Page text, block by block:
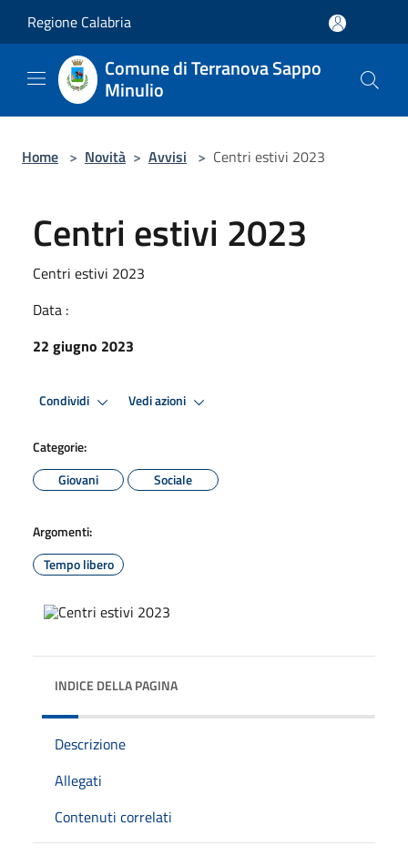
Regione Calabria
Comune di Terranova Sappo
Minulio
Home > Novità > Avvisi > Centri estivi 2023
Centri estivi 2023
Centri estivi 2023
Data :
22 giugno 2023
Condividi Vedi azioni
Categorie:
Giovani
Sociale
Argomenti:
Tempo libero
INDICE DELLA PAGINA
Descrizione
Allegati
Contenuti correlati